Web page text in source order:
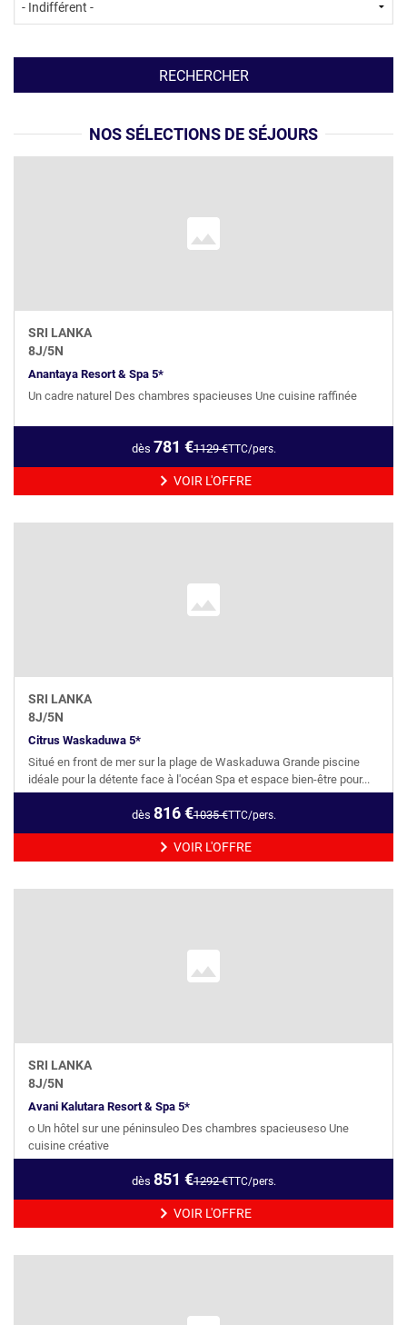
NOS SÉLECTIONS DE SÉJOURS
SRI LANKA
8J/5N
Anantaya Resort & Spa 5*
Un cadre naturel Des chambres spacieuses Une cuisine raffinée
dès 781 €1129€TTC/pers.
VOIR L'OFFRE
SRI LANKA
8J/5N
Citrus Waskaduwa 5*
Situé en front de mer sur la plage de Waskaduwa Grande piscine
idéale pour la détente face à l'océan Spa et espace bien-être pour...
dès 816€1035€TTC/pers.
VOIR L'OFFRE
SRI LANKA
8J/5N
Avani Kalutara Resort & Spa 5*
o Un hôtel sur une péninsuleo Des chambres spacieuseso Une
cuisine créative
dès 851 €1292€TTC/pers.
VOIR L'OFFRE